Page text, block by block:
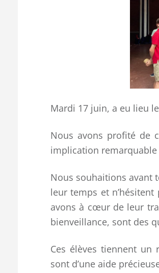
Mardi 17 juin, a eu lieu
Nous avons profité de
implication remarquable
Nous souhaitions avant
leur temps et
avons à cœur de leur
bienveillance, sont des
Ces élèves tiennent
sont d’une aide